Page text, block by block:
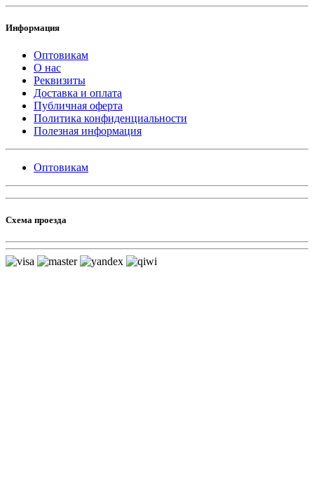
Информация
Оптовикам
О нас
Реквизиты
Доставка и оплата
Публичная оферта
Политика конфиденциальности
Полезная информация
Оптовикам
Схема проезда